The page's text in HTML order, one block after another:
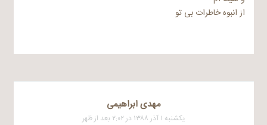
از انبوه خاطرات بی تو
مهدی ابراهیمی
یکشنبه ۱ آذر ۱۳۸۸ در ۲:۰۲ بعد از ظهر